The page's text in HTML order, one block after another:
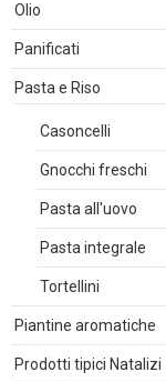
Olio
Panificati
Pasta e Riso
Casoncelli
Gnocchi freschi
Pasta all'uovo
Pasta integrale
Tortellini
Piantine aromatiche
Prodotti tipici Natalizi